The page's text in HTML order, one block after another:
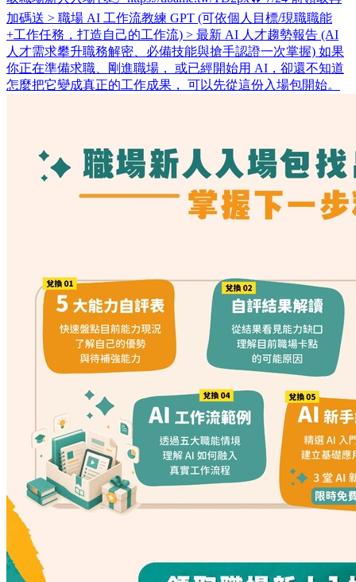
加碼送 > 職場 AI 工作流教練 GPT (可依個人目標/現職職能
+工作任務，打造自己的工作流) > 最新 AI 人才趨勢報告 (AI
人才需求攀升職務解密、必備技能與搶手認證一次掌握) 如果
你正在準備求職、剛進職場， 或已經開始用 AI，卻還不知道
怎麼把它變成真正的工作成果， 可以先從這份入場包開始。 ​